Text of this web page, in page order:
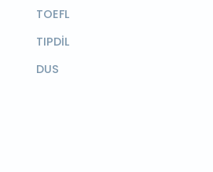
TOEFL
TIPDİL
DUS